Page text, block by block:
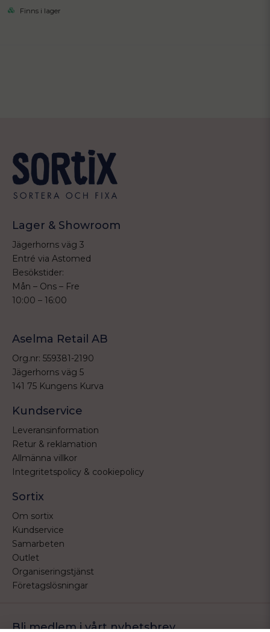
Finns i lager
Lager & Showroom
Jägerhorns väg 3
Entré via Astomed
Besökstider:
Mån – Ons – Fre
10:00 – 16:00
Aselma Retail AB
Org.nr: 559381-2190
Jägerhorns väg 5
141 75 Kungens Kurva
Kundservice
Leveransinformation
Retur & reklamation
Allmänna villkor
Integritetspolicy & cookiepolicy
Sortix
Om sortix
Kundservice
Samarbeten
Outlet
Organiseringstjänst
Företagslösningar
Bli medlem i vårt nyhetsbrev